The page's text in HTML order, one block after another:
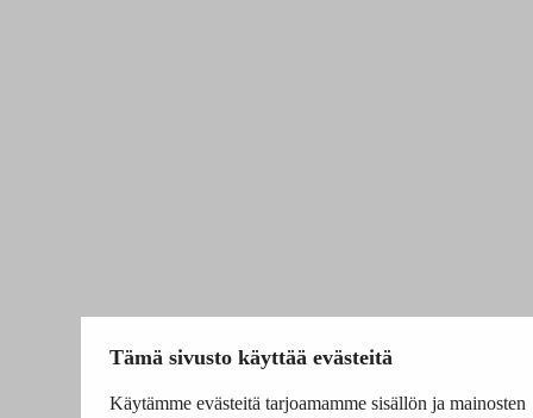
Tämä sivusto käyttää evästeitä
Käytämme evästeitä tarjoamamme sisällön ja mainosten